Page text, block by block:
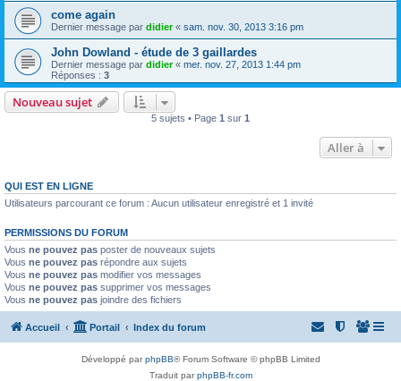
come again
Dernier message par didier« sam. nov. 30, 2013 3:16 pm
John Dowland - étude de 3 gaillardes
Dernier message par didier« mer. nov. 27, 2013 1:44 pm
Réponses : 3
Nouveau sujet
5 sujets • Page 1 sur 1
Aller à
QUI EST EN LIGNE
Utilisateurs parcourant ce forum : Aucun utilisateur enregistré et 1 invité
PERMISSIONS DU FORUM
Vous ne pouvez pas poster de nouveaux sujets
Vous ne pouvez pas répondre aux sujets
Vous ne pouvez pas modifier vos messages
Vous ne pouvez pas supprimer vos messages
Vous ne pouvez pas joindre des fichiers
Accueil Portail Index du forum
Développé parphpBB® Forum Software © phpBB Limited
Traduit parphpBB-fr.com